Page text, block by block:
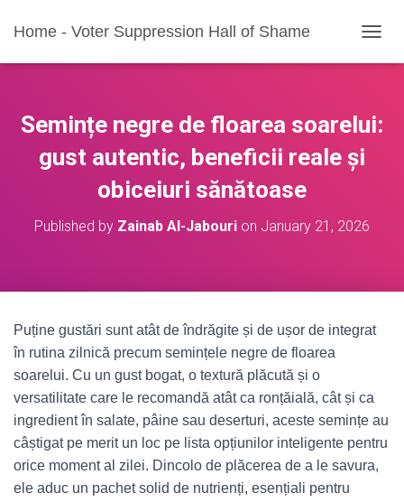
Home - Voter Suppression Hall of Shame
O
L
E
Semințe negre de floarea soarelui:
gust autentic, beneficii reale și
obiceiuri sănătoase
Published by Zainab Al-Jabouri on January 21, 2026
Puține gustări sunt atât de îndrăgite și de ușor de integrat
în rutina zilnică precum semințele negre de floarea
soarelui. Cu un gust bogat, o textură plăcută și o
versatilitate care le recomandă atât ca ronțăială, cât și ca
ingredient în salate, pâine sau deserturi, aceste semințe au
câștigat pe merit un loc pe lista opțiunilor inteligente pentru
orice moment al zilei. Dincolo de plăcerea de a le savura,
ele aduc un pachet solid de nutrienți, esențiali pentru